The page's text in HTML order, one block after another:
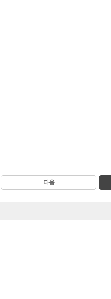
다음